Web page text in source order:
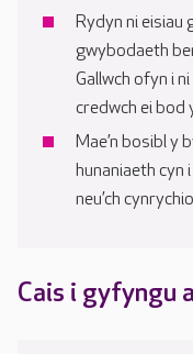
Rydyn ni eisiau
gwybodaeth
Gallwch ofyn i
credwch ei bod
Mae’n bosibl y
hunaniaeth cyn
neu’ch
Cais i gyfyngu